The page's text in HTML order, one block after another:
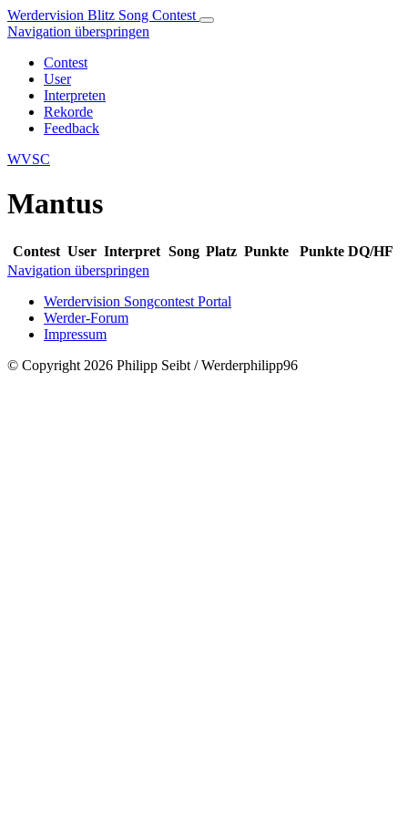
Werdervision Blitz Song Contest
Navigation überspringen
Contest
User
Interpreten
Rekorde
Feedback
WVSC
Mantus
Contest User Interpret Song Platz Punkte
Punkte DQ/HF
Navigation überspringen
Werdervision Songcontest Portal
Werder-Forum
Impressum
© Copyright 2026 Philipp Seibt / Werderphilipp96